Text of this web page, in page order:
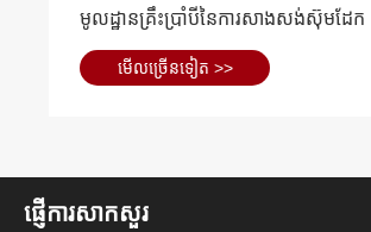
មូលដ្ឋានគ្រឹះប្រាំបីនៃការសាងសង់ស៊ុមដែក
មើល​ច្រើន​ទៀត >>
ផ្ញើការសាកសួរ